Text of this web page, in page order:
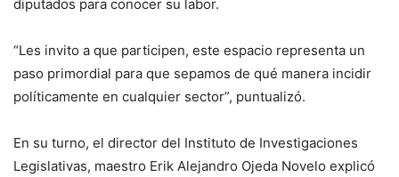
diputados para conocer su labor.
“Les invito a que participen, este espacio representa un
paso primordial para que sepamos de qué manera incidir
políticamente en cualquier sector”, puntualizó.
En su turno, el director del Instituto de Investigaciones
Legislativas, maestro Erik Alejandro Ojeda Novelo explicó